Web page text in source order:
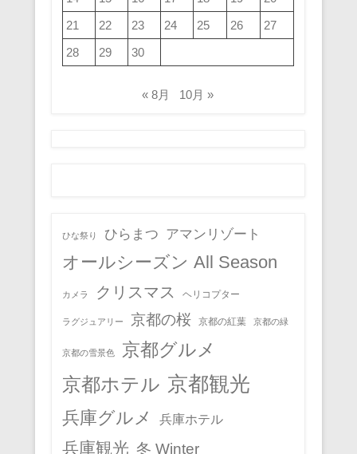
21
22 23 24 25 26
27
28
29 30
« 8月 10月 »
ひな祭り ひらまつ アマンリゾート
オールシーズン All Season
カメラ クリスマス ヘリコプター
ラグジュアリー 京都の桜 京都の紅葉 京都の緑
京都の雪景色 京都グルメ
京都ホテル 京都観光
兵庫グルメ 兵庫ホテル
兵庫観光 冬 Winter